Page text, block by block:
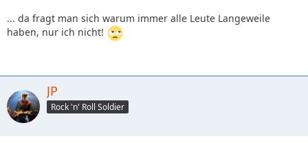
... da fragt man sich warum immer alle Leute Langeweile
haben, nur ich nicht!
JP
Rock 'n' Roll Soldier